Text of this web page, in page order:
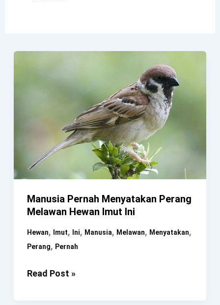
Manusia Pernah Menyatakan Perang
Melawan Hewan Imut Ini
Hewan, Imut, Ini, Manusia, Melawan, Menyatakan,
Perang, Pernah
Manusia
Read Post »